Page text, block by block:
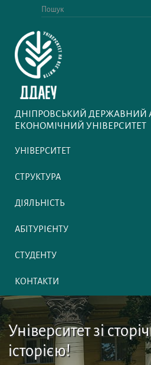
ДНІПРОВСЬКИЙ ДЕРЖАВНИЙ
ЕКОНОМІЧНИЙ УНІВЕРСИТЕТ
УНІВЕРСИТЕТ
СТРУКТУРА
ДІЯЛЬНІСТЬ
АБІТУРІЄНТУ
СТУДЕНТУ
КОНТАКТИ
Університет зі
історією!